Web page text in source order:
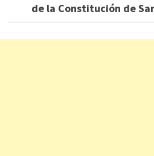
de la Constitución de